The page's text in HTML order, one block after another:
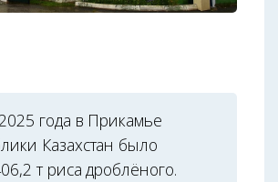
года в Прикамье
Казахстан было
т риса дроблёного.